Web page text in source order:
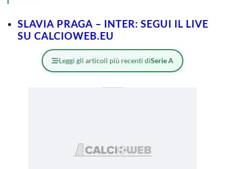
SLAVIA PRAGA – INTER: SEGUI IL LIVE
SU CALCIOWEB.EU
Leggi gli articoli più recenti diSerie A